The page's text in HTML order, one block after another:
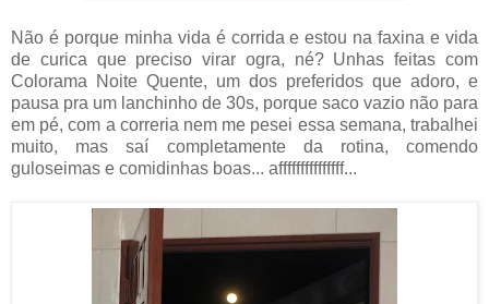
Não é porque minha vida é corrida e estou na faxina e vida
de curica que preciso virar ogra, né? Unhas feitas com
Colorama Noite Quente, um dos preferidos que adoro, e
pausa pra um lanchinho de 30s, porque saco vazio não para
em pé, com a correria nem me pesei essa semana, trabalhei
muito, mas saí completamente da rotina, comendo
guloseimas e comidinhas boas... afffffffffffffff...